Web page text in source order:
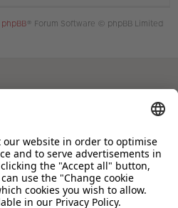
phpBB® Forum Software © phpBB Limited